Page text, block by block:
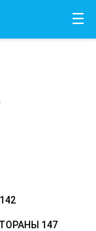
☰
142
147